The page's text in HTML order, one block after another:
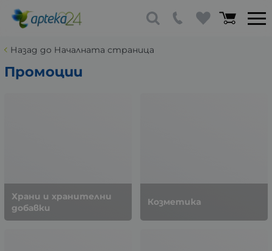
Назад до Началната страница
Промоции
Храни и хранителни
добавки
Козметика